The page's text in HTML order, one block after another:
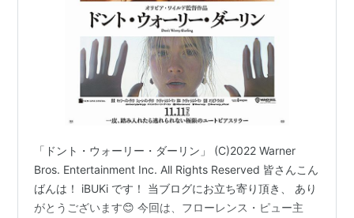
「ドント・ウォーリー・ダーリン」 (C)2022 Warner
Bros. Entertainment Inc. All Rights Reserved 皆さんこん
ばんは！ iBUKi です！ 当ブログにお立ち寄り頂き、 あり
がとうございます😊 今回は、フローレンス・ピュー主